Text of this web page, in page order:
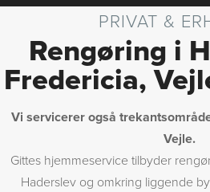
PRIVAT &
Rengøring i
Fredericia,
Vi servicerer også
Vejle.
Gittes hjemmeservice tilbyder
Haderslev og omkring liggende